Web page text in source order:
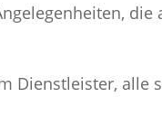
Dienstleister, alle